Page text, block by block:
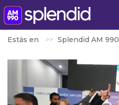
Estás en Splendid AM 990